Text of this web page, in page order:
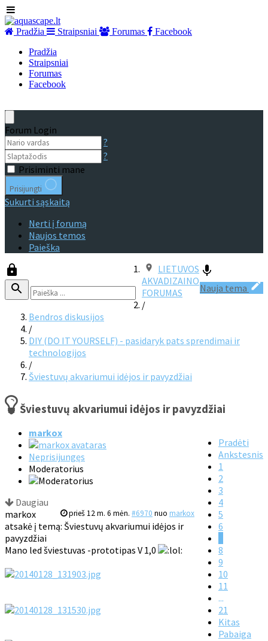
Pradžia Straipsniai Forumas
Facebook
Pradžia
Straipsniai
Forumas
Facebook
Forum Login
?
?
Prisiminti mane
Prisijungti
Sukurti sąskaitą
Nerti į forumą
Naujos temos
Paieška
Nauja tema
LIETUVOS
AKVADIZAINO
FORUMAS
/
Bendros diskusijos
/
DIY (DO IT YOURSELF) - pasidaryk pats sprendimai ir
technologijos
/
Šviestuvų akvariumui idėjos ir pavyzdžiai
Šviestuvų akvariumui idėjos ir pavyzdžiai
Pradėti
Ankstesnis
1
2
3
4
5
6
8
9
10
11
...
21
Kitas
Pabaiga
markox
Neprisijungęs
Moderatorius
Daugiau
prieš 12 m. 6 mėn. #6970 nuo markox
markox
atsakė į temą: Šviestuvų akvariumui idėjos ir
pavyzdžiai
Mano led šviestuvas -prototipas V 1,0